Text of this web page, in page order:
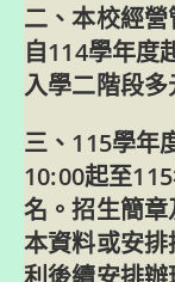
二、本校經
自114學年度
入學二階段多
三、115學年
10:00起至
名。招生簡
本資料或安